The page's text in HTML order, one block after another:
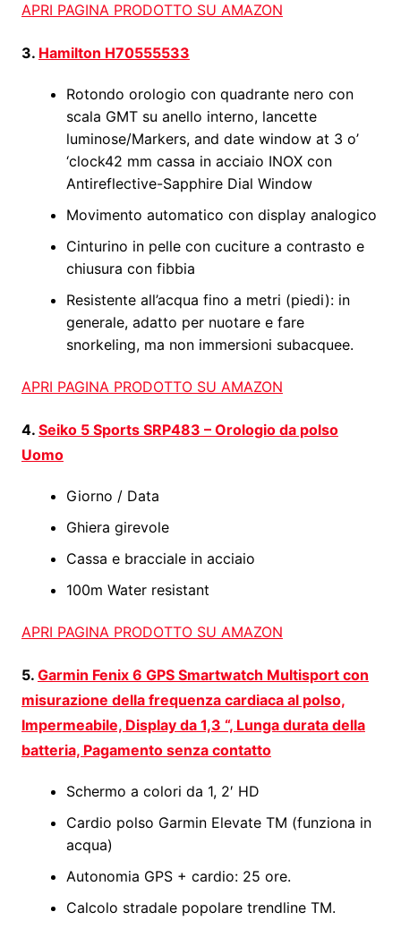
APRI PAGINA PRODOTTO SU AMAZON
3. Hamilton H70555533
Rotondo orologio con quadrante nero con
scala GMT su anello interno, lancette
luminose/Markers, and date window at 3 o’
‘clock42 mm cassa in acciaio INOX con
Antireflective-Sapphire Dial Window
Movimento automatico con display analogico
Cinturino in pelle con cuciture a contrasto e
chiusura con fibbia
Resistente all’acqua fino a metri (piedi): in
generale, adatto per nuotare e fare
snorkeling, ma non immersioni subacquee.
APRI PAGINA PRODOTTO SU AMAZON
4. Seiko 5 Sports SRP483 – Orologio da polso
Uomo
Giorno / Data
Ghiera girevole
Cassa e bracciale in acciaio
100m Water resistant
APRI PAGINA PRODOTTO SU AMAZON
5. Garmin Fenix 6 GPS Smartwatch Multisport con
misurazione della frequenza cardiaca al polso,
Impermeabile, Display da 1,3 “, Lunga durata della
batteria, Pagamento senza contatto
Schermo a colori da 1, 2′ HD
Cardio polso Garmin Elevate TM (funziona in
acqua)
Autonomia GPS + cardio: 25 ore.
Calcolo stradale popolare trendline TM.